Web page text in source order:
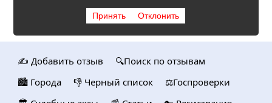
Принять Отклонить
✍️ Добавить отзыв
🔍Поиск по отзывам
🏙️ Городa
👎 Черный список
⚖️Госпроверки